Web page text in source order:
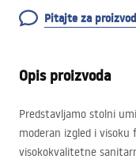
Pitajte za proizvod
Opis proizvoda
Predstavljamo stolni
moderan izgled i visoku
visokokvalitetne